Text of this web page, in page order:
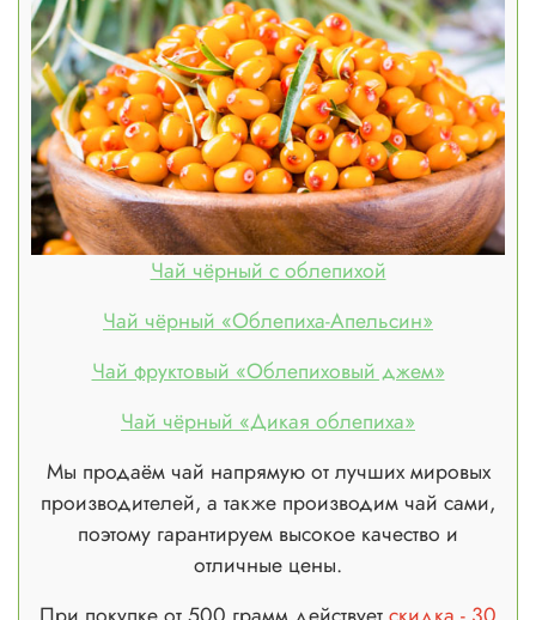
Чай чёрный с облепихой
Чай чёрный «Облепиха-Апельсин»
Чай фруктовый «Облепиховый джем»
Чай чёрный «Дикая облепиха»
Мы продаём чай напрямую от лучших мировых
производителей, а также производим чай сами,
поэтому гарантируем высокое качество и
отличные цены.